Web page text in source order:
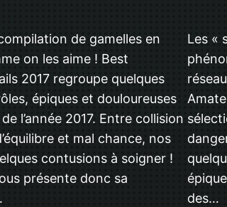
de gamelles en
on les aime ! Best
2017 regroupe quelques
épiques et douloureuses
l’année 2017. Entre collision
et mal chance, nos
contusions à soigner !
présente donc sa
Les «
des…